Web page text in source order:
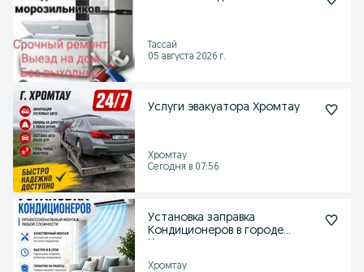
Тассай
05 августа 2026 г.
Услуги эвакуатора Хромтау
Хромтау
Сегодня в 07:56
Установка заправка
Кондиционеров в городе
Хромтау